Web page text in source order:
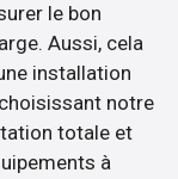
le bon
Aussi, cela
installation
notre
totale et
à